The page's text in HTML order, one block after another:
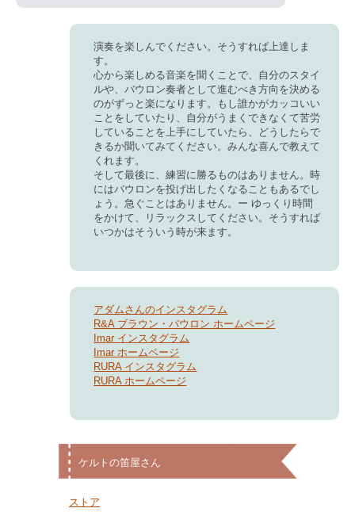
演奏を楽しんでください。そうすれば上達しま
す。
心から楽しめる音楽を聞くことで、自分のスタイ
ルや、バウロン奏者として進むべき方向を決める
のがずっと楽になります。もし誰かがカッコいい
ことをしていたり、自分がうまくできなくて苦労
していることを上手にしていたら、
どうしたらで
きるか聞いてみてください。みんな喜んで教えて
くれます。
そして最後に、練習に勝るものはありません。 時
にはバウロンを投げ出したくなることもあるでし
ょう。急ぐことはありません。ー ゆっくり時間
をかけて、リラックスしてください。そうすれば
いつかはそういう時が来ます。
アダムさんのインスタグラム
R&A ブラウン・バウロン ホームページ
Imar インスタグラム
Imar ホームページ
RURA インスタグラム
RURA ホームページ
ケルトの笛屋さん
ストア